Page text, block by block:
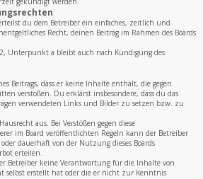
du dem Betreiber ein einfaches, zeitlich und
Recht, deinen Beitrag im Rahmen des Boards
Unterpunkt a bleibt auch nach Kündigung des
Beitrags, dass er keine Inhalte enthält, die gegen
verstoßen. Du erklärst insbesondere, dass du das
verwendeten Links und Bilder zu setzen bzw. zu
aus. Bei Verstößen gegen diese
im Board veröffentlichten Regeln kann der Betreiber
dauerhaft von der Nutzung dieses Boards
erteilen.
Betreiber keine Verantwortung für die Inhalte von
selbst erstellt hat oder die er nicht zur Kenntnis